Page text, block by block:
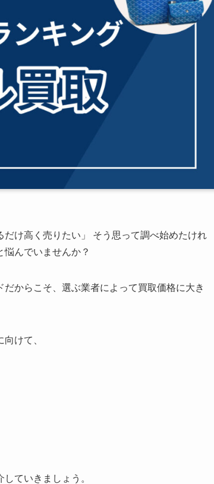
け高く売りたい」 そう思って調べ始めたけれ
んでいませんか？
からこそ、選ぶ業者によって買取価格に大き
けて、
ていきましょう。